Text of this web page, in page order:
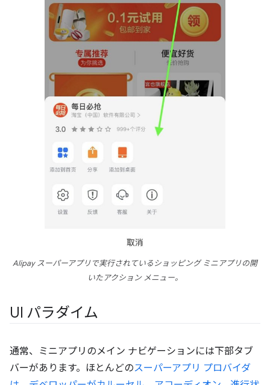
Alipay スーパーアプリで実行されているショッピング ミニアプリの開
いたアクション メニュー。
UI パラダイム
通常、ミニアプリのメイン ナビゲーションには下部タブ
バーがあります。ほとんどのスーパーアプリ プロバイダ